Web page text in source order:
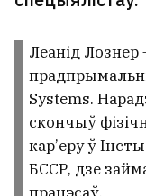
Леанід Лознер
Systems.
скончыў
кар’еру ў
БССР, дзе